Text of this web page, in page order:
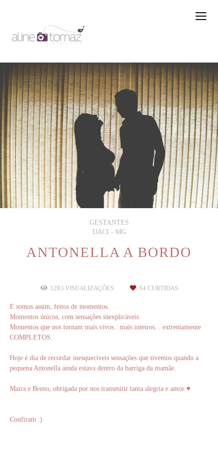
GESTANTES
IJACI - MG
ANTONELLA A BORDO
1283 VISUALIZAÇÕES 64 CURTIDAS
E somos assim, feitos de momentos.
Momentos únicos, com sensações inexplicáveis.
Momentos que nos tornam mais vivos.. mais inteiros... extremamente
COMPLETOS.
Hoje é dia de recordar inesquecíveis sensações que tivemos quando a
pequena Antonella ainda estava dentro da barriga da mamãe.
Maira e Breno, obrigada por nos transmitir tanta alegria e amor ♥
Confiram :)